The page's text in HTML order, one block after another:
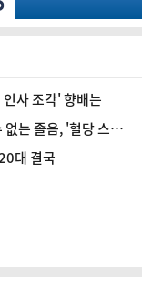
사 조각' 향배는
없는 졸음, '혈당 스파
대 결국